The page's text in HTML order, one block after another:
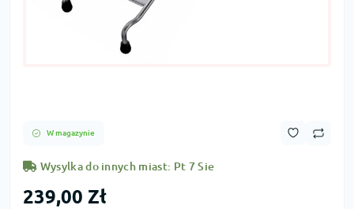
W magazynie
Wysylka do innych miast: Pt 7 Sie
239,00 Zł